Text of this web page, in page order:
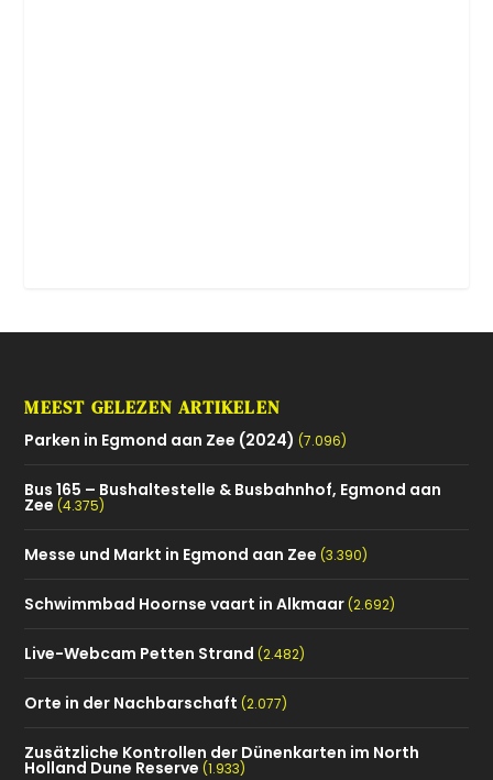
MEEST GELEZEN ARTIKELEN
Parken in Egmond aan Zee (2024) (7.096)
Bus 165 – Bushaltestelle & Busbahnhof, Egmond aan
Zee (4.375)
Messe und Markt in Egmond aan Zee (3.390)
Schwimmbad Hoornse vaart in Alkmaar (2.692)
Live-Webcam Petten Strand (2.482)
Orte in der Nachbarschaft (2.077)
Zusätzliche Kontrollen der Dünenkarten im North
Holland Dune Reserve (1.933)